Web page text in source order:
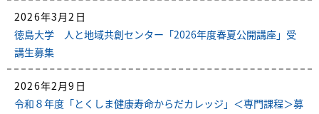
2026年3月2日
徳島大学 人と地域共創センター「2026年度春夏公開講座」受
講生募集
2026年2月9日
令和８年度「とくしま健康寿命からだカレッジ」＜専門課程＞募